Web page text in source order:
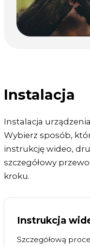
Instalacja
Instalacja
Wybierz sposób,
instrukcję wideo,
szczegółowy
kroku.
Instrukcja
Szczegółową